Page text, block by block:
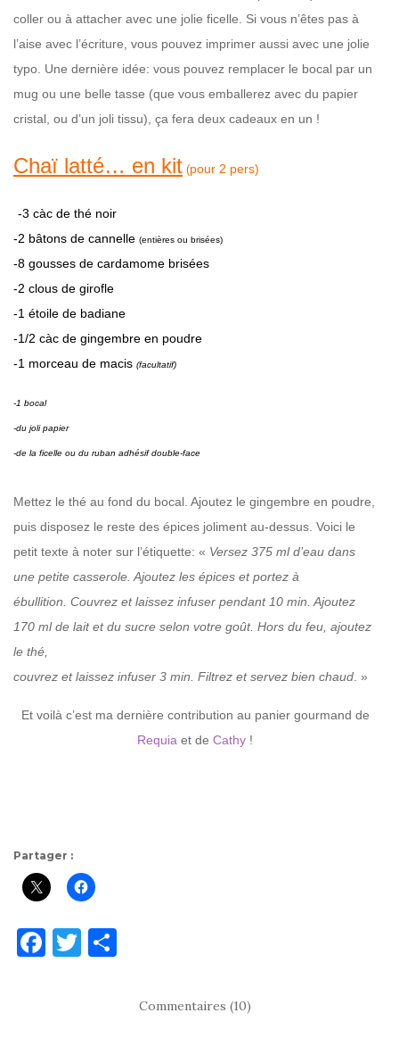
coller ou à attacher avec une jolie ficelle. Si vous n’êtes pas à
l’aise avec l’écriture, vous pouvez imprimer aussi avec une jolie
typo. Une dernière idée: vous pouvez remplacer le bocal par un
mug ou une belle tasse (que vous emballerez avec du papier
cristal, ou d’un joli tissu), ça fera deux cadeaux en un !
Chaï latté… en kit (pour 2 pers)
-3 càc de thé noir
-2 bâtons de cannelle (entières ou brisées)
-8 gousses de cardamome brisées
-2 clous de girofle
-1 étoile de badiane
-1/2 càc de gingembre en poudre
-1 morceau de macis (facultatif)
-1 bocal
-du joli papier
-de la ficelle ou du ruban adhésif double-face
Mettez le thé au fond du bocal. Ajoutez le gingembre en poudre,
puis disposez le reste des épices joliment au-dessus. Voici le
petit texte à noter sur l’étiquette: « Versez 375 ml d’eau dans
une petite casserole. Ajoutez les épices et portez à
ébullition. Couvrez et laissez infuser pendant 10 min. Ajoutez
170 ml de lait et du sucre selon votre goût. Hors du feu, ajoutez
le thé,
couvrez et laissez infuser 3 min. Filtrez et servez bien chaud. »
Et voilà c’est ma dernière contribution au panier gourmand de
Requia et de Cathy !
Partager :
F T
taCommentaires (10)